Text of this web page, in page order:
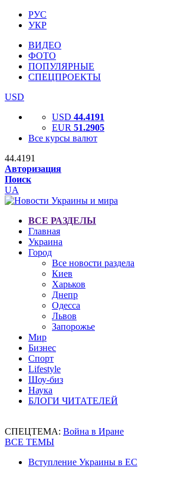
РУС
УКР
ВИДЕО
ФОТО
ПОПУЛЯРНЫЕ
СПЕЦПРОЕКТЫ
USD
USD 44.4191
EUR 51.2905
Все курсы валют
44.4191
Авторизация
Поиск
UA
ВСЕ РАЗДЕЛЫ
Главная
Украина
Город
Все новости раздела
Киев
Харьков
Днепр
Одесса
Львов
Запорожье
Мир
Бизнес
Спорт
Lifestyle
Шоу-биз
Наука
БЛОГИ ЧИТАТЕЛЕЙ
СПЕЦТЕМА: Война в Иране
ВСЕ ТЕМЫ
Вступление Украины в ЕС